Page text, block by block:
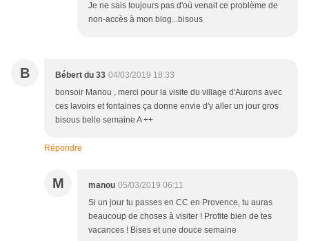
Je ne sais toujours pas d'où venait ce problème de
non-accès à mon blog...bisous
B Bébert du 33 04/03/2019 18:33
bonsoir Manou , merci pour la visite du village d'Aurons avec
ces lavoirs et fontaines ça donne envie d'y aller un jour gros
bisous belle semaine A ++
Répondre
M manou 05/03/2019 06:11
Si un jour tu passes en CC en Provence, tu auras
beaucoup de choses à visiter ! Profite bien de tes
vacances ! Bises et une douce semaine